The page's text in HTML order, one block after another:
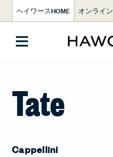
ヘイワースHOME オンライ
Tate
Cappellini